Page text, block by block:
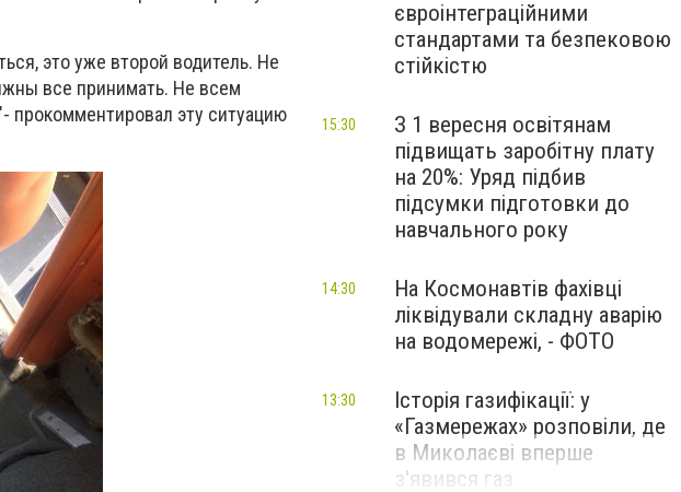
это уже второй водитель. Не
все принимать. Не всем
прокомментировал эту ситуацию
євроінтеграційними
стандартами та безпековою
стійкістю
З 1 вересня освітянам
підвищать заробітну плату
на 20%: Уряд підбив
підсумки підготовки до
навчального року
15:30
На Космонавтів фахівці
ліквідували складну аварію
на водомережі, - ФОТО
14:30
Історія газифікації: у
«Газмережах» розповіли, де
в Миколаєві вперше
з'явився газ
13:30